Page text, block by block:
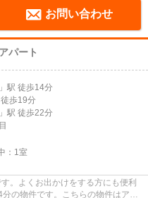
お問い合わせ
パート
」駅 徒歩14分
徒歩19分
」駅 徒歩22分
： 1室
。よくお出かけをする方にも便利
の物件です。こちらの物件はアパ